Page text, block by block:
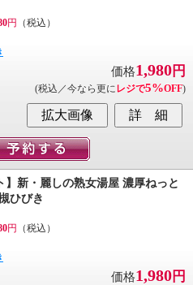
円
（税込）
価格1,980円
(税込／今なら更に レジで5%OFF)
】新・麗しの熟女湯屋 濃厚ねっと
ひびき
円
（税込）
価格1,980円